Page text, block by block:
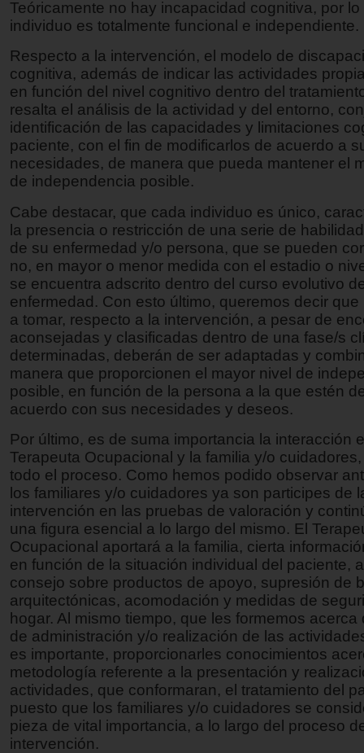
Teóricamente no hay incapacidad cognitiva, por lo
individuo es totalmente funcional e independiente.
Respecto a la intervención, el modelo de
cognitiva, además de indicar las actividades
en función del nivel cognitivo dentro del
resalta el análisis de la actividad y del entorno,
identificación de las capacidades y limitaciones
paciente, con el fin de modificarlos de acuerdo a
necesidades, de manera que pueda mantener el
de independencia posible.
Cabe destacar, que cada individuo es único,
la presencia o restricción de una serie de
de su enfermedad y/o persona, que se pueden
no, en mayor o menor medida con el estadio o
se encuentra adscrito dentro del curso evolutivo
enfermedad. Con esto último, queremos decir
a tomar, respecto a la intervención, a pesar de
aconsejadas y clasificadas dentro de una fase/s
determinadas, deberán de ser adaptadas y
manera que proporcionen el mayor nivel de
posible, en función de la persona a la que estén
acuerdo con sus necesidades y deseos.
Por último, es de suma importancia la interacción
Terapeuta Ocupacional y la familia y/o
todo el proceso. Como hemos podido observar
los familiares y/o cuidadores ya son participes de
intervención en las pruebas de valoración y
una figura esencial a lo largo del mismo. El
Ocupacional aportará a la familia, cierta
en función de la situación individual del paciente,
consejo sobre productos de apoyo, supresión de
arquitectónicas, acomodación y medidas de
hogar. Al mismo tiempo, que les formemos acerca
de administración y/o realización de las
es importante, proporcionarles conocimientos
metodología referente a la presentación y
actividades, que conformaran, el tratamiento del
puesto que los familiares y/o cuidadores se
pieza de vital importancia, a lo largo del proceso
intervención.